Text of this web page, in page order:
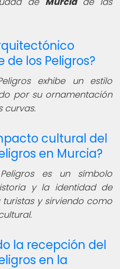
de los Peligros?
exhibe un estilo
por su ornamentación
curvas.
cultural del
en Murcia?
es un símbolo
y la identidad de
y sirviendo como
la recepción del
en la